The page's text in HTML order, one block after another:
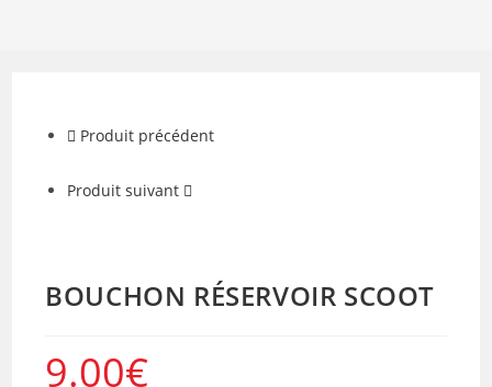
Produit précédent
Produit suivant
BOUCHON RÉSERVOIR SCOOT
9.00€